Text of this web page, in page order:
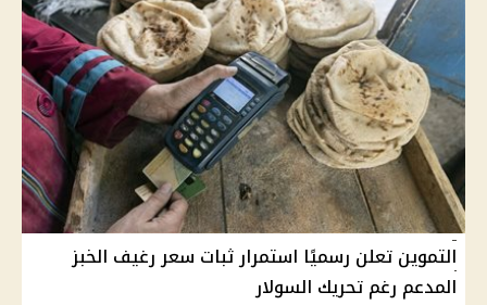
التموين تعلن رسميًا استمرار ثبات سعر رغيف الخبز
المدعم رغم تحريك السولار